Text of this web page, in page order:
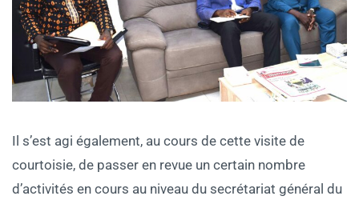
Il s’est agi également, au cours de cette visite de
courtoisie, de passer en revue un certain nombre
d’activités en cours au niveau du secrétariat général du